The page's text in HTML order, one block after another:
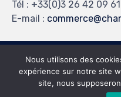
Tél : +33(0)3 26 42 09 61
E-mail :
© 2023Champ'pomparApollo
Confidentialité∙Sitemap
Nous utilisons des
expérience sur notre site
site, nous